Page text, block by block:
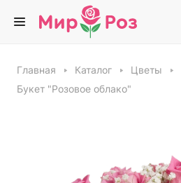
Главная Каталог Цветы
Букет "Розовое облако"